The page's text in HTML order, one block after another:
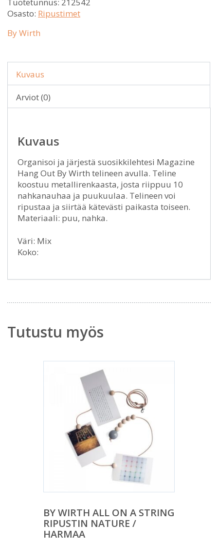
Osasto: Ripustimet
By Wirth
Kuvaus
Arviot (0)
Kuvaus
Organisoi ja järjestä suosikkilehtesi Magazine
Hang Out By Wirth telineen avulla. Teline
koostuu metallirenkaasta, josta riippuu 10
nahkanauhaa ja puukuulaa. Telineen voi
ripustaa ja siirtää kätevästi paikasta toiseen.
Materiaali: puu, nahka.
Väri: Mix
Koko:
Tutustu myös
BY WIRTH ALL ON A STRING
RIPUSTIN NATURE /
HARMAA